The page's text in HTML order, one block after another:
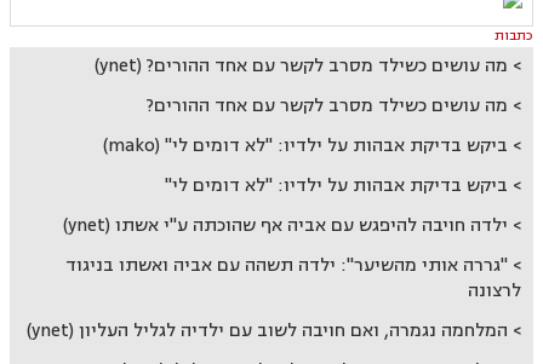
כתבות
מה עושים כשילד מסרב לקשר עם אחד ההורים? (ynet)
מה עושים כשילד מסרב לקשר עם אחד ההורים?
ביקש בדיקת אבהות על ילדיו: "לא דומים לי" (mako)
ביקש בדיקת אבהות על ילדיו: "לא דומים לי"
ילדה חויבה להיפגש עם אביה אף שהוכתה ע"י אשתו (ynet)
"גררה אותי מהשיער": ילדה תשהה עם אביה ואשתו בניגוד
לרצונה
המלחמה נגמרה, ואם חויבה לשוב עם ילדיה לגליל העליון (ynet)